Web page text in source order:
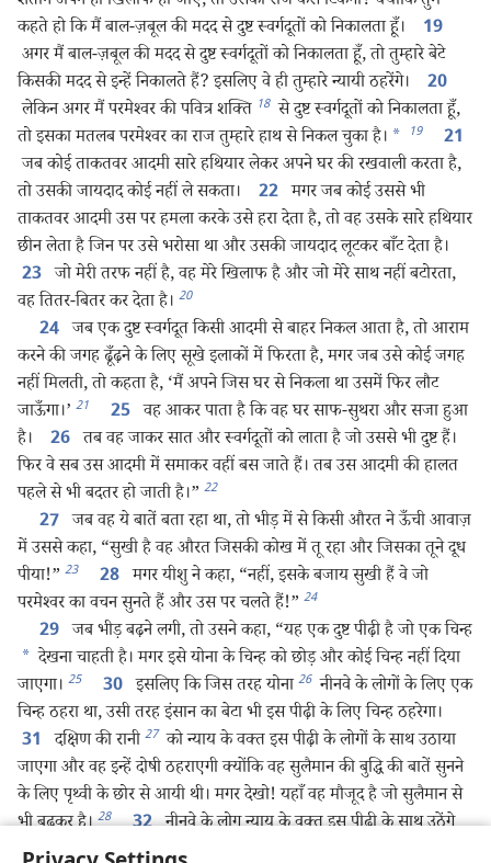
कहते हो कि मैं बाल-ज़बूल की मदद से दुष्ट स्वर्गदूतों को निकालता हूँ।
19
अगर मैं बाल-ज़बूल की मदद से दुष्ट स्वर्गदूतों को निकालता हूँ, तो तुम्हारे बेटे
किसकी मदद से इन्हें निकालते हैं? इसलिए वे ही तुम्हारे न्यायी ठहरेंगे।
20
लेकिन अगर मैं परमेश्‍वर की पवित्र शक्‍ति 18 से दुष्ट स्वर्गदूतों को निकालता हूँ,
तो इसका मतलब परमेश्‍वर का राज तुम्हारे हाथ से निकल चुका है। * 19 21
जब कोई ताकतवर आदमी सारे हथियार लेकर अपने घर की रखवाली करता है,
तो उसकी जायदाद कोई नहीं ले सकता।
22 मगर जब कोई उससे भी
ताकतवर आदमी उस पर हमला करके उसे हरा देता है, तो वह उसके सारे हथियार
छीन लेता है जिन पर उसे भरोसा था और उसकी जायदाद लूटकर बाँट देता है।
23 जो मेरी तरफ नहीं है, वह मेरे खिलाफ है और जो मेरे साथ नहीं बटोरता,
वह तितर-बितर कर देता है। 20
24 जब एक दुष्ट स्वर्गदूत किसी आदमी से बाहर निकल आता है, तो आराम
करने की जगह ढूँढ़ने के लिए सूखे इलाकों में फिरता है, मगर जब उसे कोई जगह
नहीं मिलती, तो कहता है, ‘मैं अपने जिस घर से निकला था उसमें फिर लौट
जाऊँगा।’ 21 25 वह आकर पाता है कि वह घर साफ-सुथरा और सजा हुआ
है।
26 तब वह जाकर सात और स्वर्गदूतों को लाता है जो उससे भी दुष्ट हैं।
फिर वे सब उस आदमी में समाकर वहीं बस जाते हैं। तब उस आदमी की हालत
पहले से भी बदतर हो जाती है।” 22
27 जब वह ये बातें बता रहा था, तो भीड़ में से किसी औरत ने ऊँची आवाज़
में उससे कहा, “सुखी है वह औरत जिसकी कोख में तू रहा और जिसका तूने दूध
पीया!” 23 28 मगर यीशु ने कहा, “नहीं, इसके बजाय सुखी हैं वे जो
परमेश्‍वर का वचन सुनते हैं और उस पर चलते हैं!” 24
29 जब भीड़ बढ़ने लगी, तो उसने कहा, “यह एक दुष्ट पीढ़ी है जो एक चिन्ह
* देखना चाहती है। मगर इसे योना के चिन्ह को छोड़ और कोई चिन्ह नहीं दिया
जाएगा। 25 30 इसलिए कि जिस तरह योना 26 नीनवे के लोगों के लिए एक
चिन्ह ठहरा था, उसी तरह इंसान का बेटा भी इस पीढ़ी के लिए चिन्ह ठहरेगा।
31 दक्षिण की रानी 27 को न्याय के वक्‍त इस पीढ़ी के लोगों के साथ उठाया
जाएगा और वह इन्हें दोषी ठहराएगी क्योंकि वह सुलैमान की बुद्धि की बातें सुनने
के लिए पृथ्वी के छोर से आयी थी। मगर देखो! यहाँ वह मौजूद है जो सुलैमान से
भी बढ़कर है। 28 32नीनवे के लोग न्याय के वक्‍त इस पीढ़ी के साथ उठेंगे
और इसे दोषी ठहराएँगे क्योंकि उन्होंने योना का प्रचार सुनकर पश्‍चाताप किया